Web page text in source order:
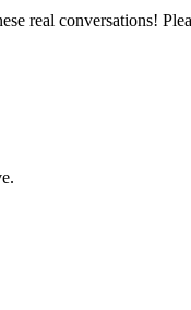
real conversations!